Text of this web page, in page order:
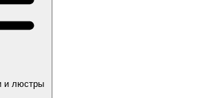
и люстры